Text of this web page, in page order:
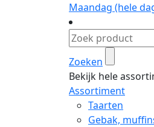
Maandag (hele
Zoeken
Bekijk hele
Assortiment
Taarten
Gebak,